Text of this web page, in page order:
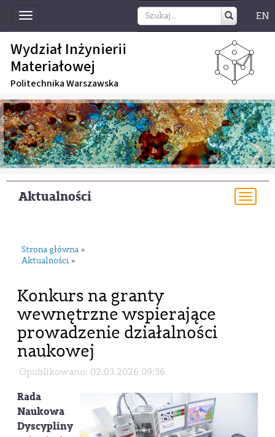
Toggle
navigation
EN
Wydział Inżynierii
Materiałowej
Politechnika Warszawska
Aktualności
Strona główna »
Aktualności »
Konkurs na granty
wewnętrzne wspierające
prowadzenie działalności
naukowej
Opublikowano: 02.03.2026 09:36
Rada
Naukowa
Dyscypliny